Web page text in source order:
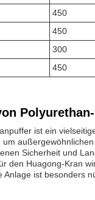
450
450
300
450
ist ein
um
Sicherheit und
den Huagong-Kran
Anlage ist besonders